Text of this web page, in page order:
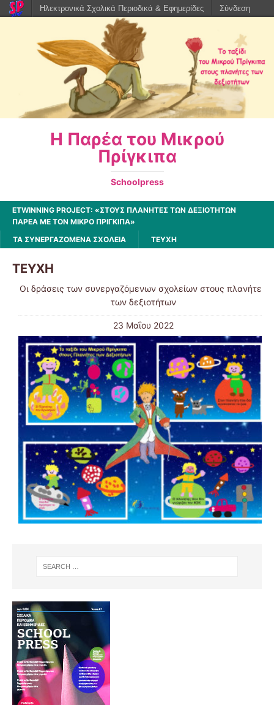
Η Παρέα του Μικρού
Πρίγκιπα
Schoolpress
ETWINNING PROJECT: «ΣΤΟΥΣ ΠΛΑΝΉΤΕΣ ΤΩΝ ΔΕΞΙΟΤΉΤΩΝ
ΠΑΡΈΑ ΜΕ ΤΟΝ ΜΙΚΡΌ ΠΡΊΓΚΙΠΑ»
ΤΑ ΣΥΝΕΡΓΑΖΟΜΕΝΑ ΣΧΟΛΕΙΑ
ΤΕΥΧΗ
ΤΕΥΧΗ
Οι δράσεις των συνεργαζόμενων σχολείων στους πλανήτες
των δεξιοτήτων
23 Μαΐου 2022
Ηλεκτρονικά Σχολικά Περιοδικά & Εφημερίδες Σύνδεση